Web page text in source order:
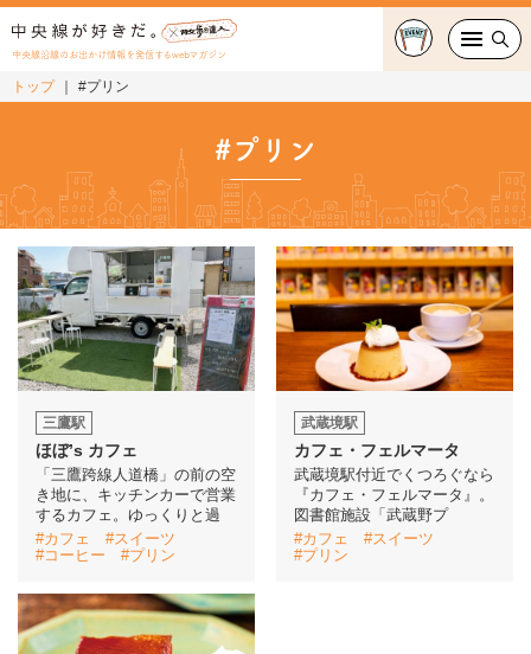
中央線沿線のお出かけ情報を発信するwebマガジン
スイーツ・テイクアウト
ショッピング
中央線カルチャー
特集
連載
中央線フェス
おしらせ
トップ #プリン
#プリン
三鷹駅
ほぼ’s カフェ
「三鷹跨線人道橋」の前の空
き地に、キッチンカーで営業
するカフェ。ゆっくりと過
#カフェ
#スイーツ
#コーヒー
#プリン
武蔵境駅
カフェ・フェルマータ
武蔵境駅付近でくつろぐなら
『カフェ・フェルマータ』。
図書館施設「武蔵野プ
#カフェ
#スイーツ
#プリン